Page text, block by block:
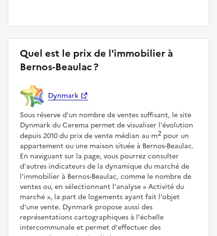
Quel est le prix de l'immobilier à
Bernos-Beaulac ?
Dynmark
Sous réserve d'un nombre de ventes suffisant, le site
Dynmark du Cerema permet de visualiser l'évolution
depuis 2010 du prix de vente médian au m2 pour un
appartement ou une maison située à Bernos-Beaulac.
En naviguant sur la page, vous pourrez consulter
d'autres indicateurs de la dynamique du marché de
l'immobilier à Bernos-Beaulac, comme le nombre de
ventes ou, en sélectionnant l'analyse
Activité du
marché , la part de logements ayant fait l'objet
d'une vente. Dynmark propose aussi des
représentations cartographiques à l'échelle
intercommunale et permet d'effectuer des